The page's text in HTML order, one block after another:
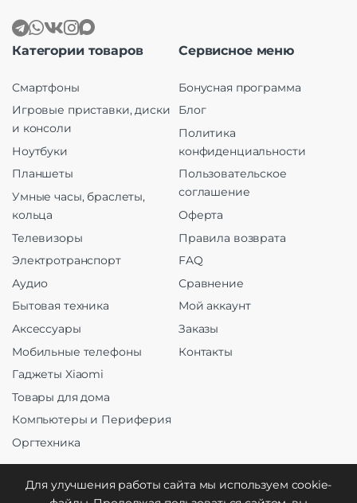
Категории товаров
Смартфоны
Игровые приставки, диски
и консоли
Ноутбуки
Планшеты
Умные часы, браслеты,
кольца
Телевизоры
Электротранспорт
Аудио
Бытовая техника
Аксессуары
Мобильные телефоны
Гаджеты Xiaomi
Товары для дома
Компьютеры и Периферия
Оргтехника
Сервисное меню
Бонусная программа
Блог
Политика
конфиденциальности
Пользовательское
соглашение
Оферта
Правила возврата
FAQ
Сравнение
Мой аккаунт
Заказы
Контакты
Для улучшения работы сайта мы используем cookie-